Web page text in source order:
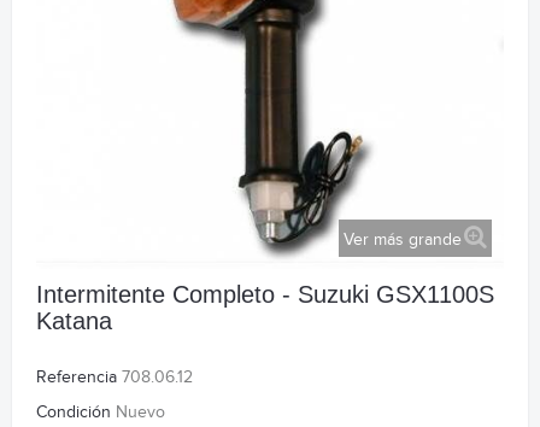
Ver más grande
Intermitente Completo - Suzuki GSX1100S
Katana
Referencia 708.06.12
Condición Nuevo